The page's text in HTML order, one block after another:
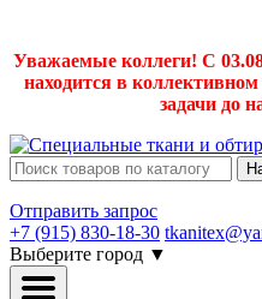
Уважаемые коллеги! С
находится в
задачи до
Отправить запрос
+7 (915) 830-18-30
Выберите город ▼